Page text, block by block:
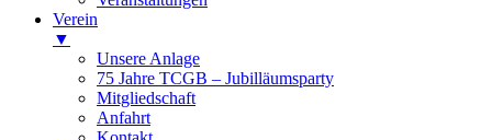
Verein
▼
Unsere Anlage
75 Jahre TCGB – Jubilläumsparty
Mitgliedschaft
Anfahrt